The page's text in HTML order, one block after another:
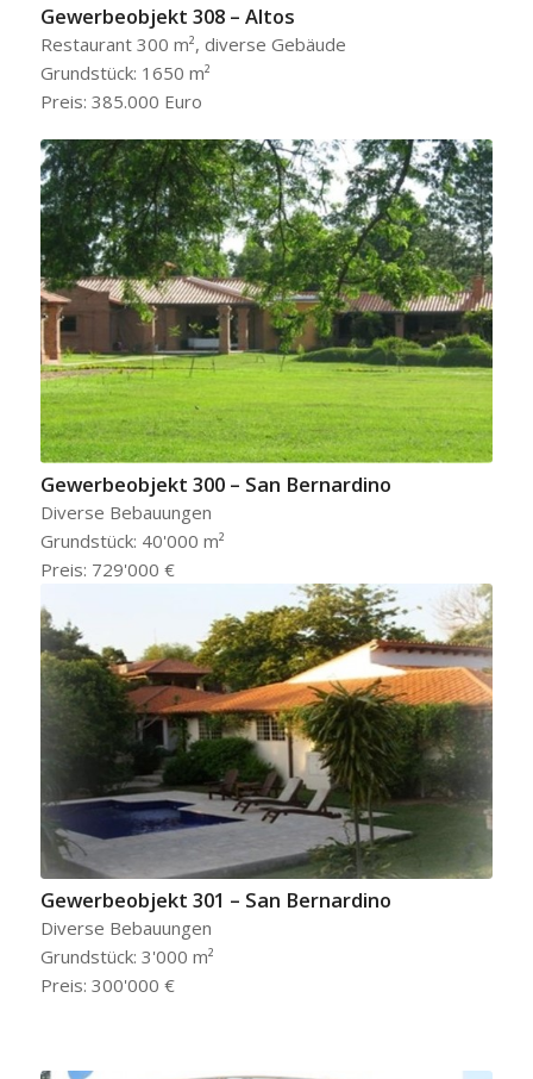
Gewerbeobjekt 308 – Altos
Restaurant 300 m², diverse Gebäude
Grundstück: 1650 m²
Preis: 385.000 Euro
Gewerbeobjekt 300 – San Bernardino
Diverse Bebauungen
Grundstück: 40'000 m²
Preis: 729'000 €
Gewerbeobjekt 301 – San Bernardino
Diverse Bebauungen
Grundstück: 3'000 m²
Preis: 300'000 €